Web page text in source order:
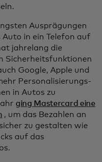
Ausprägungen
Auto in ein Telefon auf
jahrelang die
Sicherheitsfunktionen
Google, Apple und
Personalisierungs-
in Autos zu
ging Mastercard eine
, um das Bezahlen an
zu gestalten wie
auf das